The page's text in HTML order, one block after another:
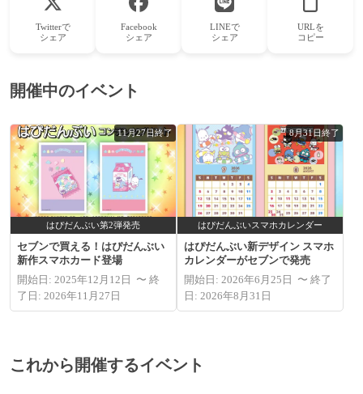
Twitterで
シェア
Facebook
シェア
LINEで
シェア
URLを
コピー
開催中のイベント
11月27日終了
はぴだんぶい第2弾発売
セブンで買える！はぴだんぶい
新作スマホカード登場
開始日: 2025年12月12日 〜 終
了日: 2026年11月27日
8月31日終了
はぴだんぶいスマホカレンダー
はぴだんぶい新デザイン スマホ
カレンダーがセブンで発売
開始日: 2026年6月25日 〜 終了
日: 2026年8月31日
これから開催するイベント